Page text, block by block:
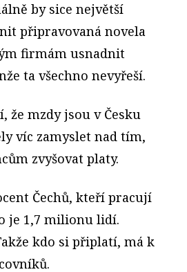
by sice největší
připravovaná novela
firmám usnadnit
ta všechno nevyřeší.
že mzdy jsou v Česku
víc zamyslet nad tím,
zvyšovat platy.
Čechů, kteří pracují
je 1,7 milionu lidí.
kdo si připlatí, má k